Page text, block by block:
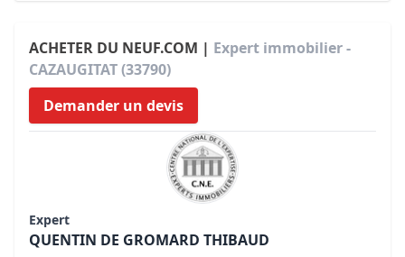
ACHETER DU NEUF.COM | Expert immobilier -
CAZAUGITAT (33790)
Demander un devis
Expert
QUENTIN DE GROMARD THIBAUD